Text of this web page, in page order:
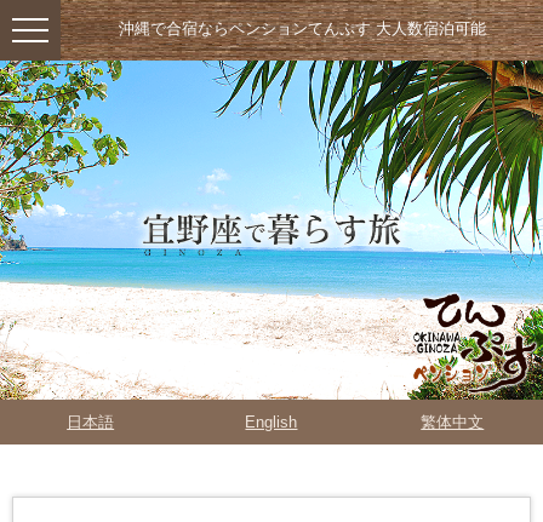
沖縄で合宿ならペンションてんぷす 大人数宿泊可能
日本語 English 繁体中文